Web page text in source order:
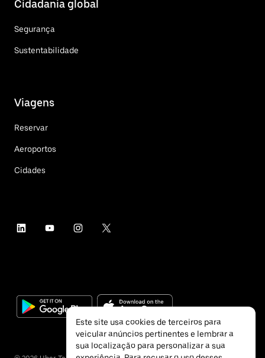
Cidadania global
Segurança
Sustentabilidade
Viagens
Reservar
Aeroportos
Cidades
Este site usa cookies de terceiros para
veicular anúncios pertinentes e lembrar a
sua localização para personalizar a sua